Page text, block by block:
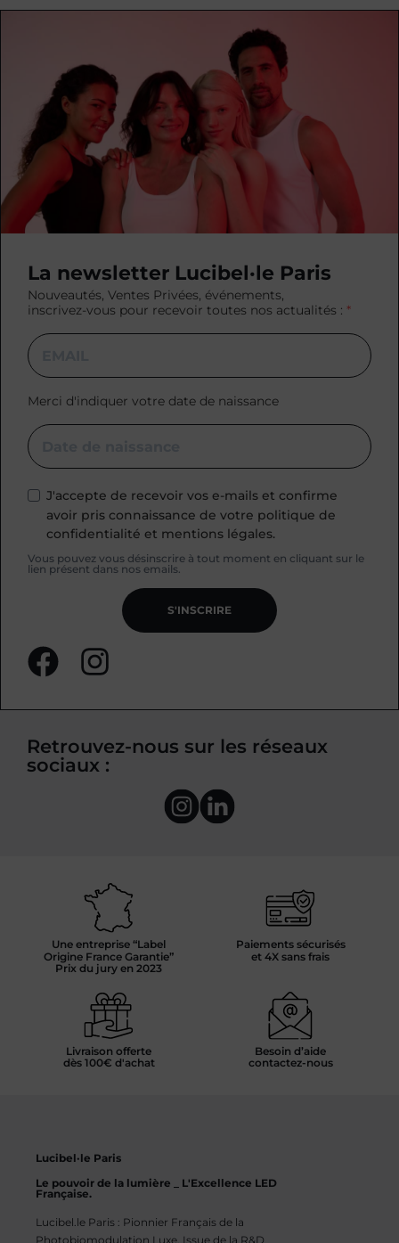
La newsletter Lucibel·le Paris
Nouveautés, Ventes Privées, événements,
inscrivez-vous pour recevoir toutes nos actualités :
Merci d'indiquer votre date de naissance
J'accepte de recevoir vos e-mails et confirme
avoir pris connaissance de votre politique de
confidentialité et mentions légales.
Vous pouvez vous désinscrire à tout moment en cliquant sur le
lien présent dans nos emails.
S'INSCRIRE
Retrouvez-nous sur les réseaux
sociaux :
Une entreprise “Label
Origine France Garantie”
Prix du jury en 2023
Paiements sécurisés
et 4X sans frais
Livraison offerte
dès 100€ d'achat
Besoin d’aide
contactez-nous
Lucibel·le Paris
Le pouvoir de la lumière _ L'Excellence LED
Française.
Lucibel.le Paris : Pionnier Français de la
Photobiomodulation Luxe. Issue de la R&D